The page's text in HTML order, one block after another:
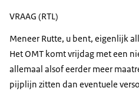
VRAAG (RTL)
Meneer Rutte, u bent, eigenlijk
Het OMT komt vrijdag met een
allemaal alsof eerder meer
pijplijn zitten dan eventuele